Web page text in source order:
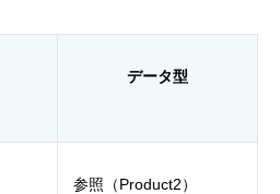
データ型
参照（Product2）